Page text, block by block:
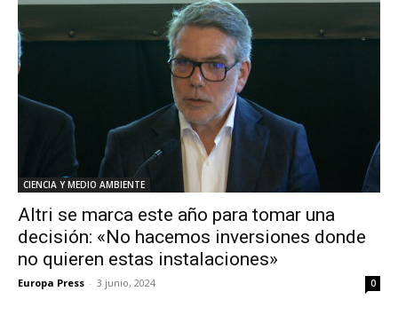
CIENCIA Y MEDIO AMBIENTE
Altri se marca este año para tomar una
decisión: «No hacemos inversiones donde
no quieren estas instalaciones»
Europa Press - 3 junio, 2024 0